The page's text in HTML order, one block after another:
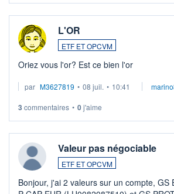
L'OR
ETF ET OPCVM
Oriez vous l'or? Est ce bien l'or
par M3627819 • 08 juil. • 10:41
3 commentaires • 0j'aime
Valeur pas négociable
ETF ET OPCVM
Bonjour, j'ai 2 valeurs sur un compte, GS